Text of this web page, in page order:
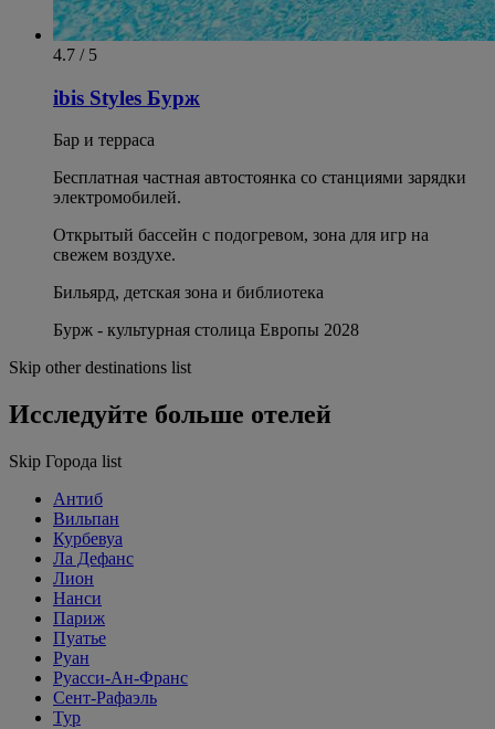
4.7 / 5
ibis Styles Бурж
Бар и терраса
Бесплатная частная автостоянка со станциями зарядки
электромобилей.
Открытый бассейн с подогревом, зона для игр на
свежем воздухе.
Бильярд, детская зона и библиотека
Бурж - культурная столица Европы 2028
Skip other destinations list
Исследуйте больше отелей
Skip Города list
Антиб
Вильпан
Курбевуа
Ла Дефанс
Лион
Нанси
Париж
Пуатье
Руан
Руасси-Ан-Франс
Сент-Рафаэль
Тур